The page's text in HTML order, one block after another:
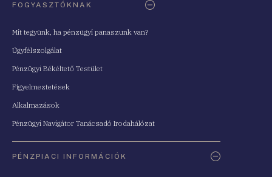
FOGYASZTÓKNAK
Mit tegyünk, ha pénzügyi panaszunk van?
Ügyfélszolgálat
Pénzügyi Békéltető Testület
Figyelmeztetések
Alkalmazások
Pénzügyi Navigátor Tanácsadó Irodahálózat
PÉNZPIACI INFORMÁCIÓK